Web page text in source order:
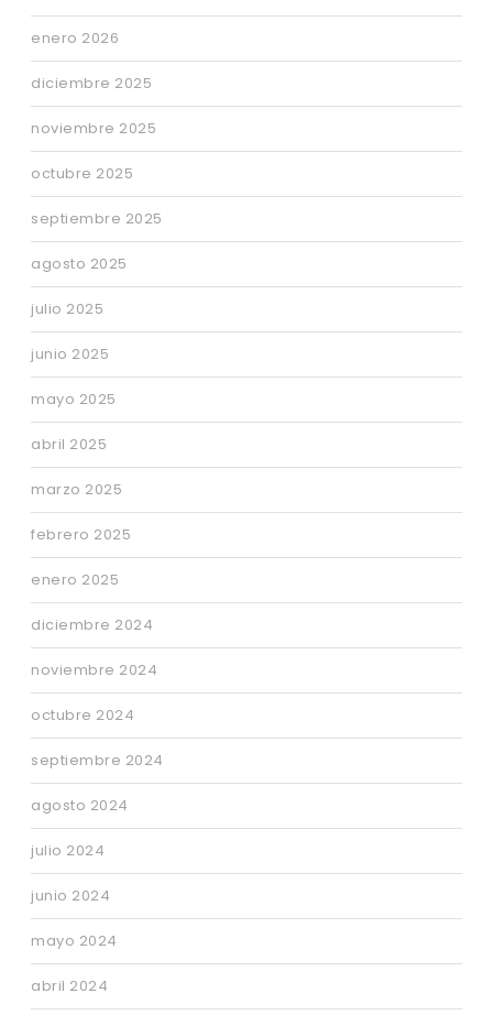
enero 2026
diciembre 2025
noviembre 2025
octubre 2025
septiembre 2025
agosto 2025
julio 2025
junio 2025
mayo 2025
abril 2025
marzo 2025
febrero 2025
enero 2025
diciembre 2024
noviembre 2024
octubre 2024
septiembre 2024
agosto 2024
julio 2024
junio 2024
mayo 2024
abril 2024